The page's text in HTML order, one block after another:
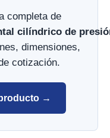
completa de
cilíndrico de
dimensiones,
cotización.
→